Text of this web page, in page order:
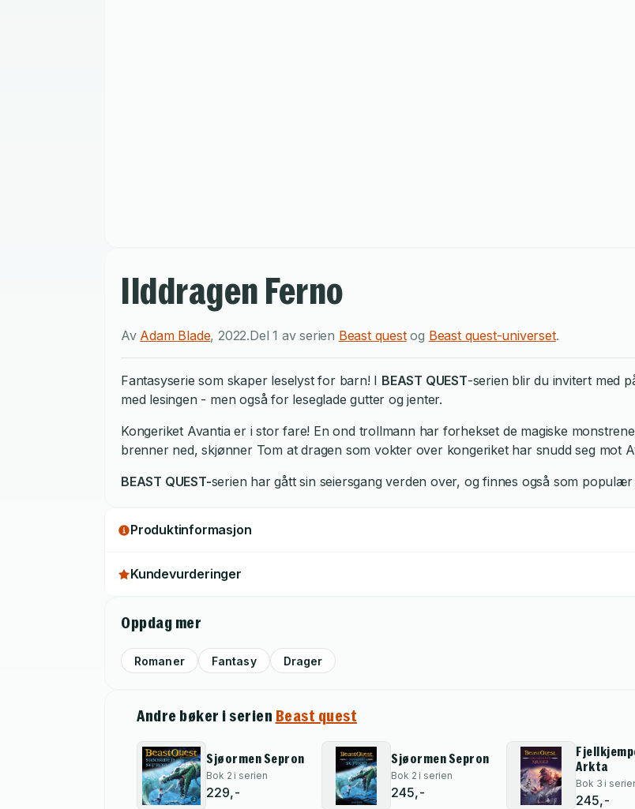
Ilddragen Ferno
Av Adam Blade,2022.Del 1 av serien Beast questog Beast quest-universet.
Fantasyserie som skaper leselyst for barn! I BEAST QUEST-serien blir du invitert med
med lesingen - men også for leseglade gutter og jenter.
Kongeriket Avantia er i stor fare! En ond trollmann har forhekset de magiske
brenner ned, skjønner Tom at dragen som vokter over kongeriket har snudd seg mot
BEAST QUEST-serien har gått sin seiersgang verden over, og finnes også som
Produktinformasjon
Kundevurderinger
Oppdag mer
Romaner Fantasy Drager
Andre bøker i serien Beast quest
Sjøormen Sepron
Bok 2 i serien
229,-
Sjøormen Sepron
Bok 2 i serien
245,-
Arkta
Bok 3 i
245,-